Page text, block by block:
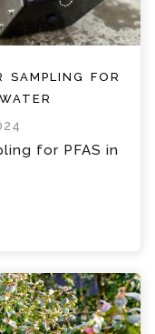
for
for PFAS in